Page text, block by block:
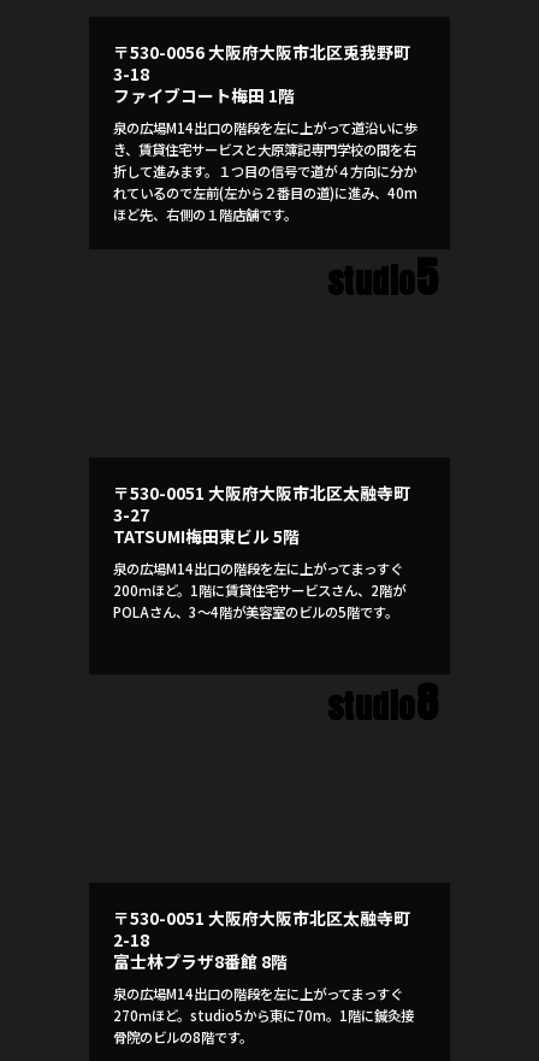
〒530-0056 大阪府大阪市北区兎我野町
3-18
ファイブコート梅田 1階
泉の広場M14出口の階段を左に上がって道沿いに歩
き、賃貸住宅サービスと大原簿記専門学校の間を右
折して進みます。１つ目の信号で道が４方向に分か
れているので左前(左から２番目の道)に進み、40m
ほど先、右側の１階店舗です。
studio5
〒530-0051 大阪府大阪市北区太融寺町
3-27
TATSUMI梅田東ビル 5階
泉の広場M14出口の階段を左に上がってまっすぐ
200ｍほど。1階に賃貸住宅サービスさん、2階が
POLAさん、3～4階が美容室のビルの5階です。
studio8
〒530-0051 大阪府大阪市北区太融寺町
2-18
富士林プラザ8番館 8階
泉の広場M14出口の階段を左に上がってまっすぐ
270ｍほど。studio5から東に70m。1階に鍼灸接
骨院のビルの8階です。